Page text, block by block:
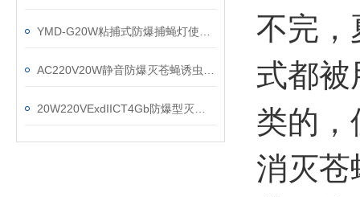
不完，
式都被
类的，
消灭苍